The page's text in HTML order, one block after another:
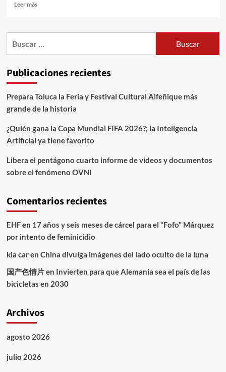
Leer más
Publicaciones recientes
Prepara Toluca la Feria y Festival Cultural Alfeñique más
grande de la historia
¿Quién gana la Copa Mundial FIFA 2026?; la Inteligencia
Artificial ya tiene favorito
Libera el pentágono cuarto informe de videos y documentos
sobre el fenómeno OVNI
Comentarios recientes
EHFen 17 años y seis meses de cárcel para el “Fofo” Márquez
por intento de feminicidio
kia caren China divulga imágenes del lado oculto de la luna
国产色情片en Invierten para que Alemania sea el país de las
bicicletas en 2030
Archivos
agosto 2026
julio 2026